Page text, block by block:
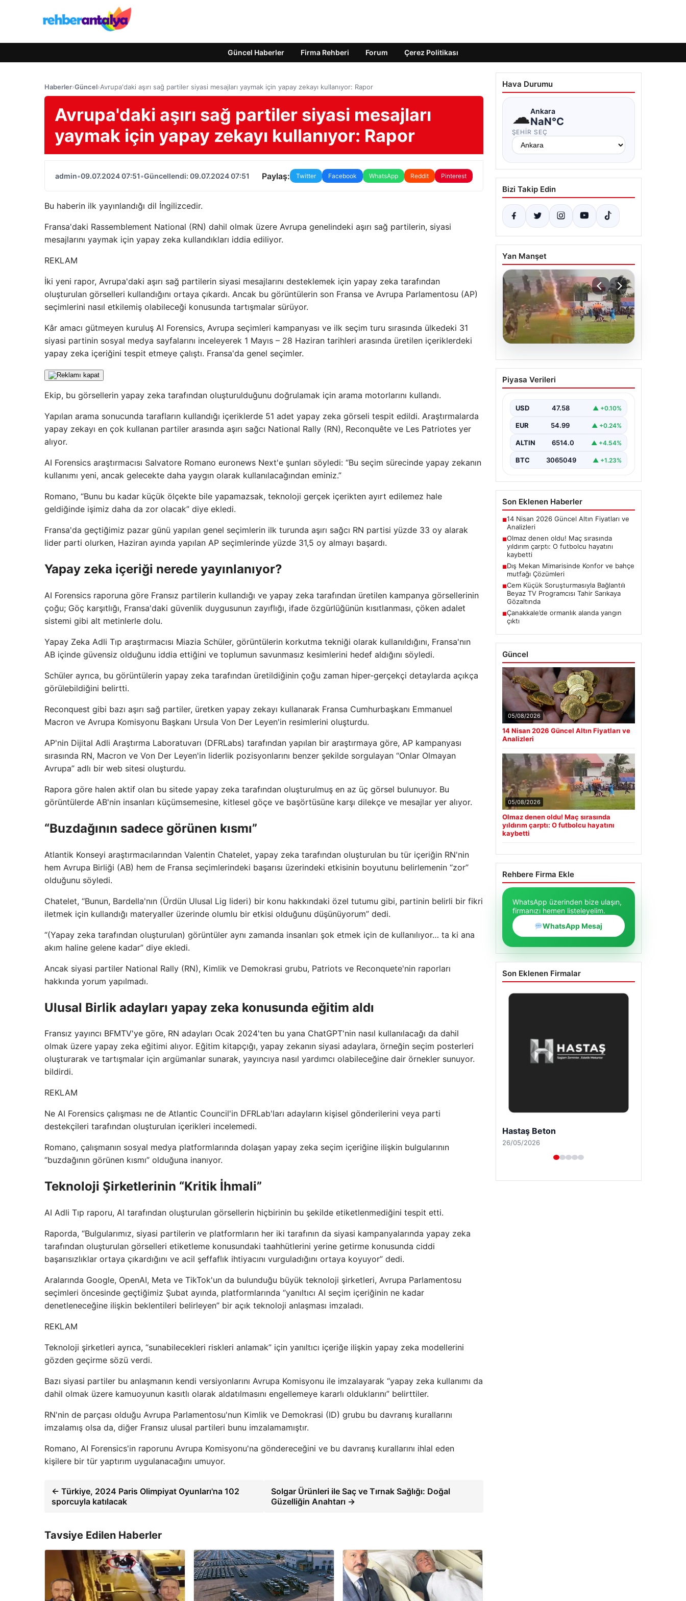
Güncel Haberler Firma Rehberi Forum Çerez Politikası
Haberler›Güncel›Avrupa'daki aşırı sağ partiler siyasi mesajları yaymak için yapay zekayı kullanıyor: Rapor
Avrupa'daki aşırı sağ partiler siyasi mesajları
yaymak için yapay zekayı kullanıyor: Rapor
admin•09.07.2024 07:51•Güncellendi: 09.07.2024 07:51 Paylaş: Twitter Facebook WhatsApp Reddit Pinterest
Bu haberin ilk yayınlandığı dil İngilizcedir.
Fransa'daki Rassemblement National (RN) dahil olmak üzere Avrupa genelindeki aşırı sağ partilerin, siyasi
mesajlarını yaymak için yapay zeka kullandıkları iddia ediliyor.
REKLAM
İki yeni rapor, Avrupa'daki aşırı sağ partilerin siyasi mesajlarını desteklemek için yapay zeka tarafından
oluşturulan görselleri kullandığını ortaya çıkardı. Ancak bu görüntülerin son Fransa ve Avrupa Parlamentosu (AP)
seçimlerini nasıl etkilemiş olabileceği konusunda tartışmalar sürüyor.
Kâr amacı gütmeyen kuruluş AI Forensics, Avrupa seçimleri kampanyası ve ilk seçim turu sırasında ülkedeki 31
siyasi partinin sosyal medya sayfalarını inceleyerek 1 Mayıs – 28 Haziran tarihleri ​​arasında üretilen içeriklerdeki
yapay zeka içeriğini tespit etmeye çalıştı. Fransa'da genel seçimler.
Ekip, bu görsellerin yapay zeka tarafından oluşturulduğunu doğrulamak için arama motorlarını kullandı.
Yapılan arama sonucunda tarafların kullandığı içeriklerde 51 adet yapay zeka görseli tespit edildi. Araştırmalarda
yapay zekayı en çok kullanan partiler arasında aşırı sağcı National Rally (RN), Reconquête ve Les Patriotes yer
alıyor.
AI Forensics araştırmacısı Salvatore Romano euronews Next'e şunları söyledi: “Bu seçim sürecinde yapay zekanın
kullanımı yeni, ancak gelecekte daha yaygın olarak kullanılacağından eminiz.”
Romano, “Bunu bu kadar küçük ölçekte bile yapamazsak, teknoloji gerçek içerikten ayırt edilemez hale
geldiğinde işimiz daha da zor olacak” diye ekledi.
Fransa'da geçtiğimiz pazar günü yapılan genel seçimlerin ilk turunda aşırı sağcı RN partisi yüzde 33 oy alarak
lider parti olurken, Haziran ayında yapılan AP seçimlerinde yüzde 31,5 oy almayı başardı.
Yapay zeka içeriği nerede yayınlanıyor?
AI Forensics raporuna göre Fransız partilerin kullandığı ve yapay zeka tarafından üretilen kampanya görsellerinin
çoğu; Göç karşıtlığı, Fransa'daki güvenlik duygusunun zayıflığı, ifade özgürlüğünün kısıtlanması, çöken adalet
sistemi gibi alt metinlerle dolu.
Yapay Zeka Adli Tıp araştırmacısı Miazia Schüler, görüntülerin korkutma tekniği olarak kullanıldığını, Fransa'nın
AB içinde güvensiz olduğunu iddia ettiğini ve toplumun savunmasız kesimlerini hedef aldığını söyledi.
Schüler ayrıca, bu görüntülerin yapay zeka tarafından üretildiğinin çoğu zaman hiper-gerçekçi detaylarda açıkça
görülebildiğini belirtti.
Reconquest gibi bazı aşırı sağ partiler, üretken yapay zekayı kullanarak Fransa Cumhurbaşkanı Emmanuel
Macron ve Avrupa Komisyonu Başkanı Ursula Von Der Leyen'in resimlerini oluşturdu.
AP'nin Dijital Adli Araştırma Laboratuvarı (DFRLabs) tarafından yapılan bir araştırmaya göre, AP kampanyası
sırasında RN, Macron ve Von Der Leyen'in liderlik pozisyonlarını benzer şekilde sorgulayan “Onlar Olmayan
Avrupa” adlı bir web sitesi oluşturdu.
Rapora göre halen aktif olan bu sitede yapay zeka tarafından oluşturulmuş en az üç görsel bulunuyor. Bu
görüntülerde AB'nin insanları küçümsemesine, kitlesel göçe ve başörtüsüne karşı dilekçe ve mesajlar yer alıyor.
“Buzdağının sadece görünen kısmı”
Atlantik Konseyi araştırmacılarından Valentin Chatelet, yapay zeka tarafından oluşturulan bu tür içeriğin RN'nin
hem Avrupa Birliği (AB) hem de Fransa seçimlerindeki başarısı üzerindeki etkisinin boyutunu belirlemenin “zor”
olduğunu söyledi.
Chatelet, “Bunun, Bardella'nın (Ürdün Ulusal Lig lideri) bir konu hakkındaki özel tutumu gibi, partinin belirli bir fikri
iletmek için kullandığı materyaller üzerinde olumlu bir etkisi olduğunu düşünüyorum” dedi.
“(Yapay zeka tarafından oluşturulan) görüntüler aynı zamanda insanları şok etmek için de kullanılıyor… ta ki ana
akım haline gelene kadar” diye ekledi.
Ancak siyasi partiler National Rally (RN), Kimlik ve Demokrasi grubu, Patriots ve Reconquete'nin raporları
hakkında yorum yapılmadı.
Ulusal Birlik adayları yapay zeka konusunda eğitim aldı
Fransız yayıncı BFMTV'ye göre, RN adayları Ocak 2024'ten bu yana ChatGPT'nin nasıl kullanılacağı da dahil
olmak üzere yapay zeka eğitimi alıyor. Eğitim kitapçığı, yapay zekanın siyasi adaylara, örneğin seçim posterleri
oluşturarak ve tartışmalar için argümanlar sunarak, yayıncıya nasıl yardımcı olabileceğine dair örnekler sunuyor.
bildirdi.
REKLAM
Ne AI Forensics çalışması ne de Atlantic Council'in DFRLab'ları adayların kişisel gönderilerini veya parti
destekçileri tarafından oluşturulan içerikleri incelemedi.
Romano, çalışmanın sosyal medya platformlarında dolaşan yapay zeka seçim içeriğine ilişkin bulgularının
“buzdağının görünen kısmı” olduğuna inanıyor.
Teknoloji Şirketlerinin “Kritik İhmali”
AI Adli Tıp raporu, AI tarafından oluşturulan görsellerin hiçbirinin bu şekilde etiketlenmediğini tespit etti.
Raporda, “Bulgularımız, siyasi partilerin ve platformların her iki tarafının da siyasi kampanyalarında yapay zeka
tarafından oluşturulan görselleri etiketleme konusundaki taahhütlerini yerine getirme konusunda ciddi
başarısızlıklar ortaya çıkardığını ve acil şeffaflık ihtiyacını vurguladığını ortaya koyuyor” dedi.
Aralarında Google, OpenAI, Meta ve TikTok'un da bulunduğu büyük teknoloji şirketleri, Avrupa Parlamentosu
seçimleri öncesinde geçtiğimiz Şubat ayında, platformlarında “yanıltıcı AI seçim içeriğinin ne kadar
denetleneceğine ilişkin beklentileri belirleyen” bir açık teknoloji anlaşması imzaladı.
REKLAM
Teknoloji şirketleri ayrıca, “sunabilecekleri riskleri anlamak” için yanıltıcı içeriğe ilişkin yapay zeka modellerini
gözden geçirme sözü verdi.
Bazı siyasi partiler bu anlaşmanın kendi versiyonlarını Avrupa Komisyonu ile imzalayarak “yapay zeka kullanımı da
dahil olmak üzere kamuoyunun kasıtlı olarak aldatılmasını engellemeye kararlı olduklarını” belirttiler.
RN'nin de parçası olduğu Avrupa Parlamentosu'nun Kimlik ve Demokrasi (ID) grubu bu davranış kurallarını
imzalamış olsa da, diğer Fransız ulusal partileri bunu imzalamamıştır.
Romano, AI Forensics'in raporunu Avrupa Komisyonu'na göndereceğini ve bu davranış kurallarını ihlal eden
kişilere bir tür yaptırım uygulanacağını umuyor.
← Türkiye, 2024 Paris Olimpiyat Oyunları'na 102
sporcuyla katılacak
Solgar Ürünleri ile Saç ve Tırnak Sağlığı: Doğal
Güzelliğin Anahtarı →
Tavsiye Edilen Haberler
Hava Durumu
☁Ankara
NaN°C
ŞEHIR SEÇ
Bizi Takip Edin
Yan Manşet
05.08.2026
Olmaz denen oldu! Maç
sırasında yıldırım çarptı:
kaybetti
Piyasa Verileri
USD 47.58 ▲ +0.10%
EUR 54.99 ▲ +0.24%
ALTIN 6514.0 ▲ +4.54%
BTC 3065049 ▲ +1.23%
Son Eklenen Haberler
■14 Nisan 2026 Güncel Altın Fiyatları ve
Analizleri
■Olmaz denen oldu! Maç sırasında
yıldırım çarptı: O futbolcu hayatını
kaybetti
■Dış Mekan Mimarisinde Konfor ve bahçe
mutfağı Çözümleri
■Cem Küçük Soruşturmasıyla Bağlantılı
Beyaz TV Programcısı Tahir Sarıkaya
Gözaltında
■Çanakkale’de ormanlık alanda yangın
çıktı
Güncel
05/08/2026
14 Nisan 2026 Güncel Altın Fiyatları ve
Analizleri
05/08/2026
Olmaz denen oldu! Maç sırasında
yıldırım çarptı: O futbolcu hayatını
kaybetti
Rehbere Firma Ekle
WhatsApp üzerinden bize ulaşın,
firmanızı hemen listeleyelim.
WhatsApp Mesaj
Son Eklenen Firmalar
Enes Kaplan Avukatlık Bürosu
28/04/2026